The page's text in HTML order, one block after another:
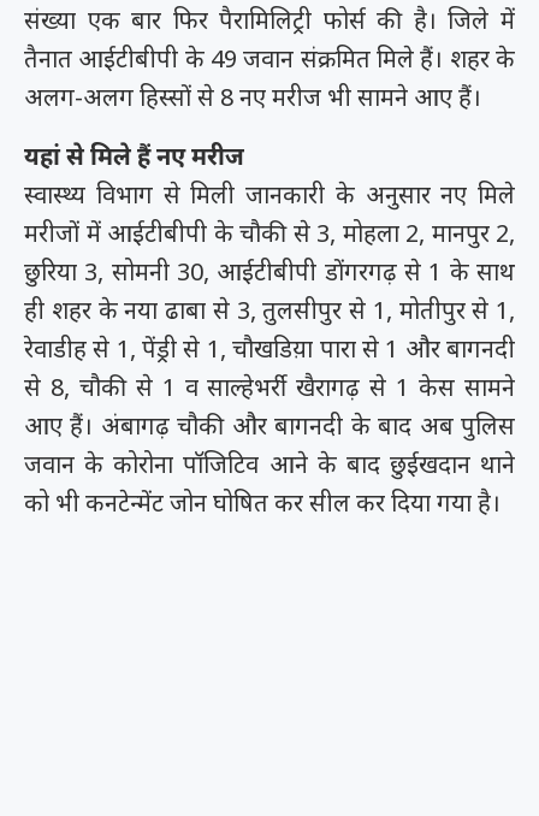
संख्या एक बार फिर पैरामिलिट्री फोर्स की है। जिले में
तैनात आईटीबीपी के 49 जवान संक्रमित मिले हैं। शहर के
अलग-अलग हिस्सों से 8 नए मरीज भी सामने आए हैं।
यहां से मिले हैं नए मरीज
स्वास्थ्य विभाग से मिली जानकारी के अनुसार नए मिले
मरीजों में आईटीबीपी के चौकी से 3, मोहला 2, मानपुर 2,
छुरिया 3, सोमनी 30, आईटीबीपी डोंगरगढ़ से 1 के साथ
ही शहर के नया ढाबा से 3, तुलसीपुर से 1, मोतीपुर से 1,
रेवाडीह से 1, पेंड्री से 1, चौखडिय़ा पारा से 1 और बागनदी
से 8, चौकी से 1 व साल्हेभर्री खैरागढ़ से 1 केस सामने
आए हैं। अंबागढ़ चौकी और बागनदी के बाद अब पुलिस
जवान के कोरोना पॉजिटिव आने के बाद छुईखदान थाने
को भी कनटेन्मेंट जोन घोषित कर सील कर दिया गया है।